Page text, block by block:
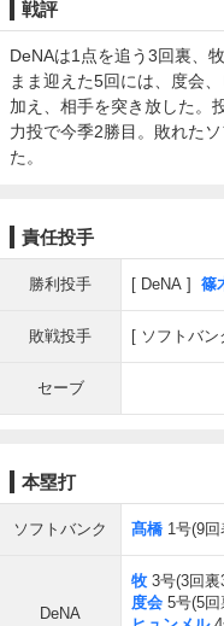
戦評
DeNAは1点を追う3回裏、
まま迎えた5回には、度会
加え、相手を突き放した。
力投で今季2勝目。敗れた
た。
責任投手
勝利投手 DeNA 篠
敗戦投手 ソフトバン
セーブ
本塁打
ソフトバンク 髙橋 1号(9
DeNA
牧3号(3回裏
度会 5号(5